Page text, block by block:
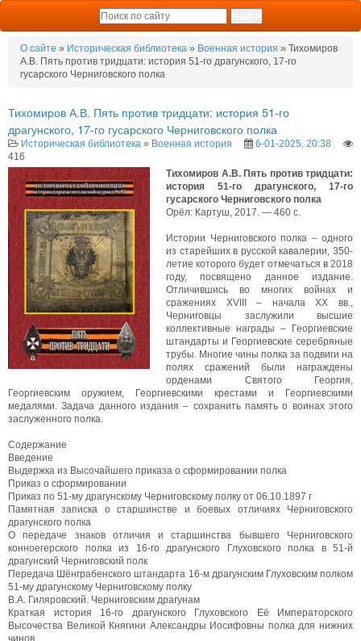
О сайте » Историческая библиотека » Военная история » Тихомиров
А.В. Пять против тридцати: история 51-го драгунского, 17-го
гусарского Черниговского полка
Тихомиров А.В. Пять против тридцати: история 51-го
драгунского, 17-го гусарского Черниговского полка
Историческая библиотека » Военная история
6-01-2025, 20:38
416
Тихомиров А.В. Пять против тридцати:
история 51-го драгунского, 17-го
гусарского Черниговского полка
Орёл: Картуш, 2017. — 460 с.
Истории Черниговского полка – одного
из старейших в русской кавалерии, 350-
летие которого будет отмечаться в 2018
году, посвящено данное издание.
Отличившись во многих войнах и
сражениях XVIII – начала XX вв.,
Черниговцы заслужили высшие
коллективные награды – Георгиевские
штандарты и Георгиевские серебряные
трубы. Многие чины полка за подвиги на
полях сражений были награждены
орденами Святого Георгия,
Георгиевским оружием, Георгиевскими крестами и Георгиевскими
медалями. Задача данного издания – сохранить память о воинах этого
заслуженного полка.
Содержание
Введение
Выдержка из Высочайшего приказа о сформировании полка
Приказ о сформировании
Приказ по 51-му драгунскому Черниговскому полку от 06.10.1897 г
Памятная записка о старшинстве и боевых отличиях Черниговского
драгунского полка
О передаче знаков отличия и старшинства бывшего Черниговского
конноегерского полка из 16-го драгунского Глуховского полка в 51-й
драгунский Черниговский полк
Передача Шёнграбенского штандарта 16-м драгунским Глуховским полком
51-му драгунскому Черниговскому полку
В.А. Гиляровский. Черниговским драгунам
Краткая история 16-го драгунского Глуховского Её Императорского
Высочества Великой Княгини Александры Иосифовны полка для нижних
чинов